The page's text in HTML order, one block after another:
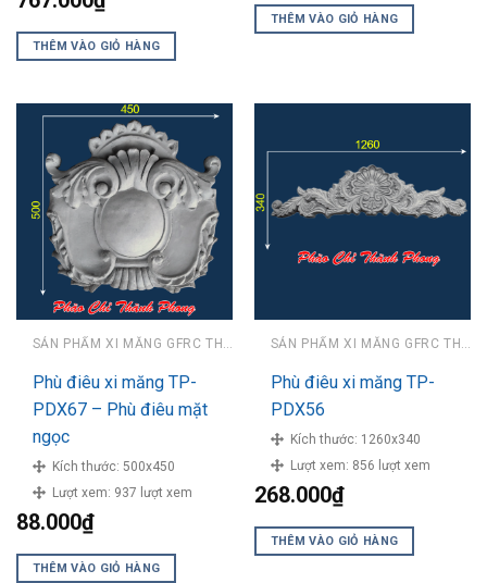
THÊM VÀO GIỎ HÀNG
THÊM VÀO GIỎ HÀNG
SẢN PHẨM XI MĂNG GFRC THÀNH PHONG
Phù điêu xi măng TP-
PDX67 – Phù điêu mặt
ngọc
Kích thước: 500x450
Lượt xem: 937 lượt xem
88.000₫
THÊM VÀO GIỎ HÀNG
SẢN PHẨM XI MĂNG GFRC THÀNH PHONG
Phù điêu xi măng TP-
PDX56
Kích thước: 1260x340
Lượt xem: 856 lượt xem
268.000₫
THÊM VÀO GIỎ HÀNG